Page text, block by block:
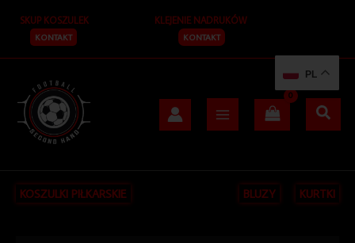
treści
SKUP KOSZULEK
KONTAKT
KLEJENIE NADRUKÓW
KONTAKT
KOSZULKI PIŁKARSKIE BLUZY KURTKI
PL